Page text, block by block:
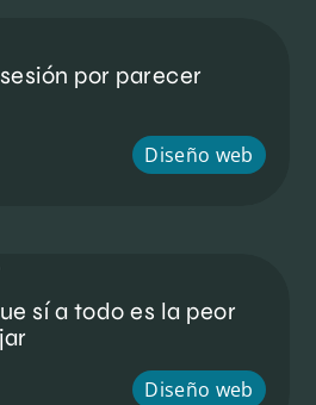
por parecer
Diseño web
sí a todo es la peor
Diseño web